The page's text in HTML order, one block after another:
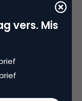
ik tomtom
vers. Mis